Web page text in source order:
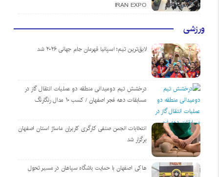
IRAN EXPO
ورزشی
لایق‌ترین تیم؛ اسپانیا قهرمان جام جهانی ۲۰۲۶ شد
درخشش تیم دومیدانی منطقه دو عملیات انتقال گاز در
مسابقات دهه فجر اصفهان / کسب ۱۰ مدال رنگارنگ
انتخابات انجمن صنفی کارگری کاربران ماساژ استان اصفهان
برگزار شد
هاکی اصفهان با حمایت باشگاه سپاهان در مسیر تحول